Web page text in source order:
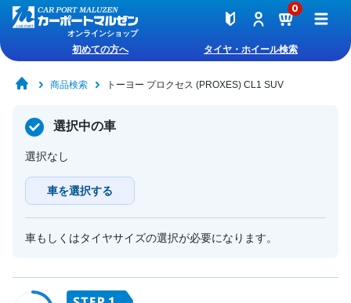
オンラインショップ
0
初めての方へ タイヤ・ホイール検索
商品検索 トーヨー プロクセス (PROXES) CL1 SUV
選択中の車
選択なし
車を選択する
車もしくはタイヤサイズの選択が必要になります。